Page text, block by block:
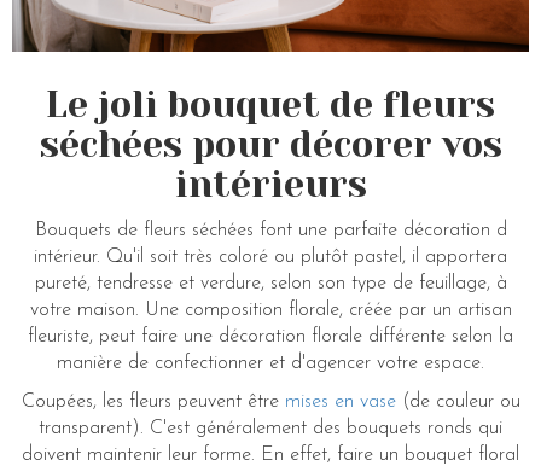
Le joli bouquet de fleurs
séchées pour décorer vos
intérieurs
Bouquets de fleurs séchées font une parfaite décoration d
intérieur. Qu'il soit très coloré ou plutôt pastel, il apportera
pureté, tendresse et verdure, selon son type de feuillage, à
votre maison. Une composition florale, créée par un artisan
fleuriste, peut faire une décoration florale différente selon la
manière de confectionner et d'agencer votre espace.
Coupées, les fleurs peuvent être mises en vase(de couleur ou
transparent). C'est généralement des bouquets ronds qui
doivent maintenir leur forme. En effet, faire un bouquet floral